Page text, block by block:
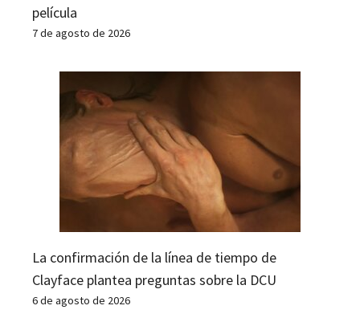
película
7 de agosto de 2026
La confirmación de la línea de tiempo de
Clayface plantea preguntas sobre la DCU
6 de agosto de 2026